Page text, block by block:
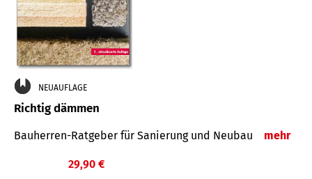
NEUAUFLAGE
Richtig dämmen
Bauherren-Ratgeber für Sanierung und Neubau mehr
29,90 €